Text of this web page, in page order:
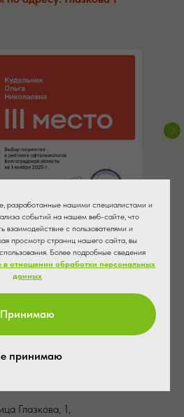
разработанные нашими специалистами и
событий на нашем веб-сайте, что
взаимодействие с пользователями и
просмотр страниц нашего сайта, вы
Более подробные сведения
в отношении обработки персональных
данных
Принимаю
принимаю
на прием
Глазкова, 1,